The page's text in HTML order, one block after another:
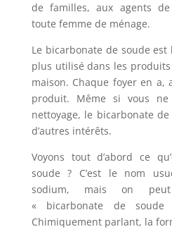
de familles, aux agents de
toute femme de ménage.
Le bicarbonate de soude est
plus utilisé dans les
maison. Chaque foyer en
produit. Même si vous
nettoyage, le bicarbonate
d’autres intérêts.
Voyons tout d’abord ce
soude ? C’est le nom
sodium, mais on
« bicarbonate de soude
Chimiquement parlant, la